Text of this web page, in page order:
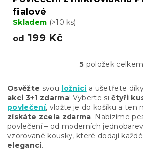
fialové
Skladem (>10 ks)
od 199 Kč
O
l
á
d
a
c
í
5 položek celkem
Osvěžte svou ložnici a ušetřete
akci 3+1 zdarma! Vyberte sičtyři
povlečení, vložte je do košíku a ten
získáte zcela zdarma. Nabízíme
povlečení – od moderních
vzorované kousky, které dodají
eleganci.